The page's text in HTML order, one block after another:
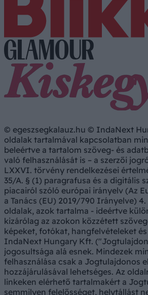
© egeszsegkalauz.hu © IndaNext
oldalak tartalmával kapcsolatban
beleértve a tartalom szöveg- és
való felhasználását is – a szerzői
LXXVI. törvény rendelkezései
35/A. § (1) paragrafusa és a digitális
piacairól szóló európai irányelv (Az
a Tanács (EU) 2019/790 Irányelve)
oldalak, azok tartalma - ideértve
kizárólag az azokon közzétett
képeket, fotókat, hangfelvételeket
IndaNext Hungary Kft.
jogosultsága alá esnek. Mindezek
felhasználása csak a Jogtulajdonos
hozzájárulásával lehetséges. Az
linkeken elérhető tartalmakért a
semmilyen felelősséget, helytállást